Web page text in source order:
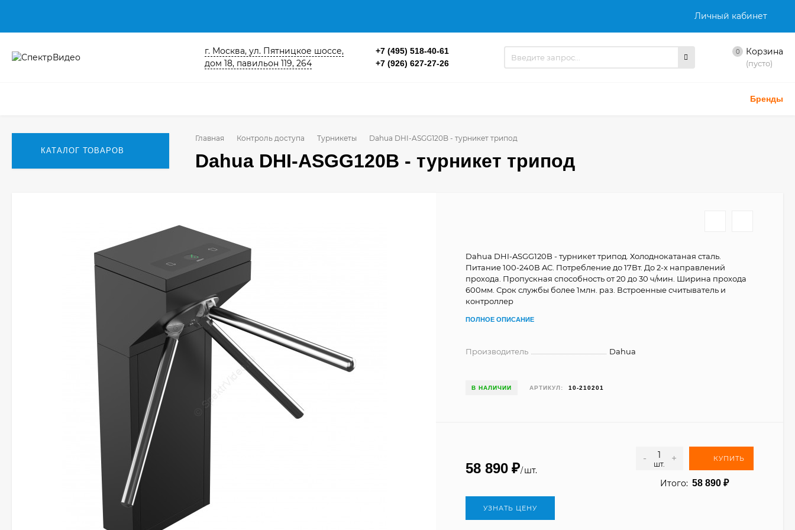
Личный кабинет
г. Москва, ул. Пятницкое шоссе,
дом 18, павильон 119, 264
+7 (495) 518-40-61
+7 (926) 627-27-26
0 Корзина
(пусто)
Бренды
КАТАЛОГ ТОВАРОВ
Главная Контроль доступа Турникеты Dahua DHI-ASGG120B - турникет трипод
Dahua DHI-ASGG120B - турникет трипод
Dahua DHI-ASGG120B - турникет трипод. Холоднокатаная сталь.
Питание 100-240В AC. Потребление до 17Вт. До 2-х направлений
прохода. Пропускная способность от 20 до 30 ч/мин. Ширина прохода
600мм. Срок службы более 1млн. раз. Встроенные считыватель и
контроллер
ПОЛНОЕ ОПИСАНИЕ
Производитель Dahua
В НАЛИЧИИ АРТИКУЛ: 10-210201
58 890 ₽/ шт.
-
шт.
+ КУПИТЬ
Итого: 58 890₽
УЗНАТЬ ЦЕНУ